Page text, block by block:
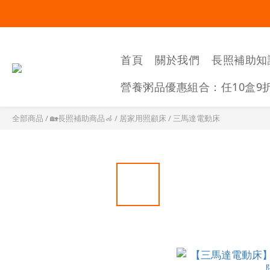
首頁 關於我們
長照補助
營養粥品優惠組合：任10盒9
全部商品 /🏡長照補助商品🦽 / 居家用照顧床 / 三馬達電動床